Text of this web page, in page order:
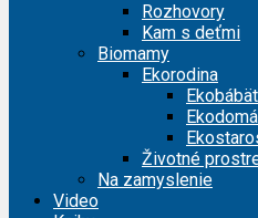
Rozhovory
Kam s deťmi
Biomamy
Ekorodina
Životné
Na zamyslenie
Video